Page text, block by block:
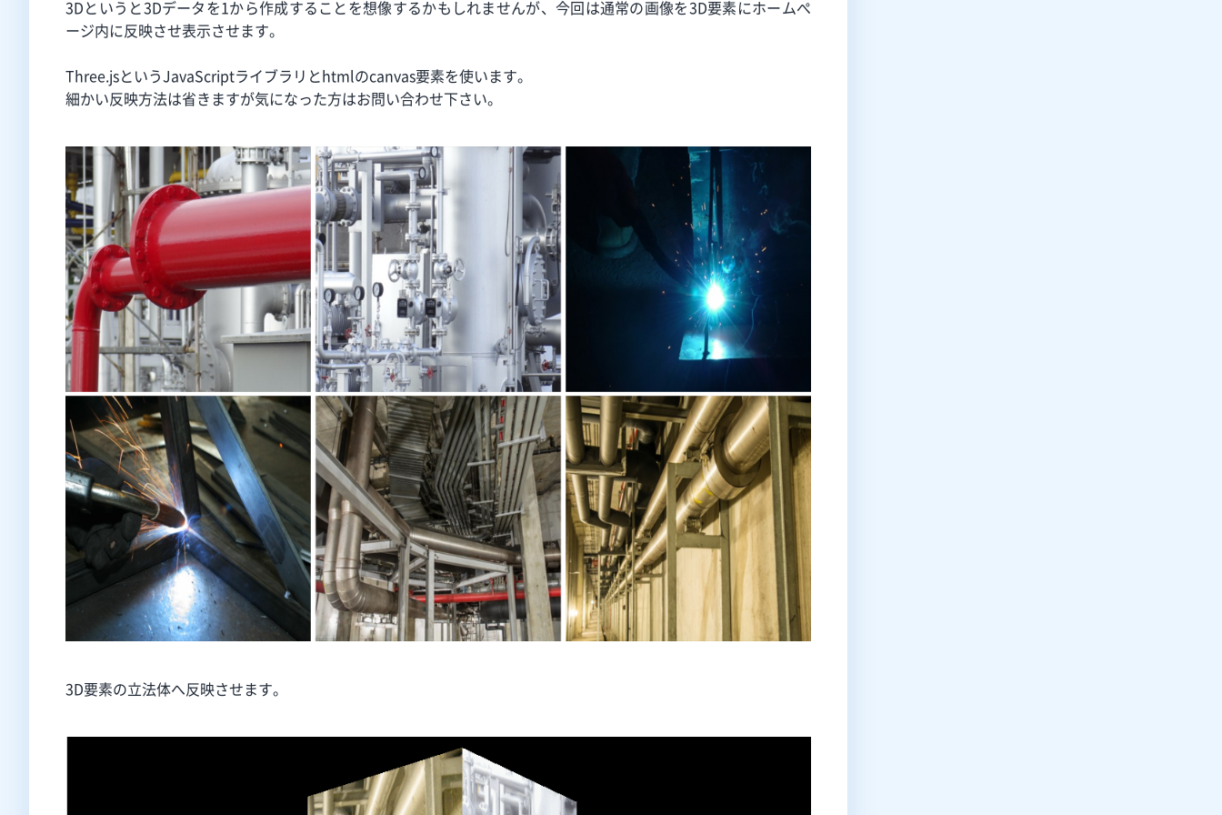
3Dというと3Dデータを1から作成することを想像するかもしれませんが、今回は通常の画像を3D要素にホームぺ
ージ内に反映させ表示させます。
Three.jsというJavaScriptライブラリとhtmlのcanvas要素を使います。
細かい反映方法は省きますが気になった方はお問い合わせ下さい。
3D要素の立法体へ反映させます。